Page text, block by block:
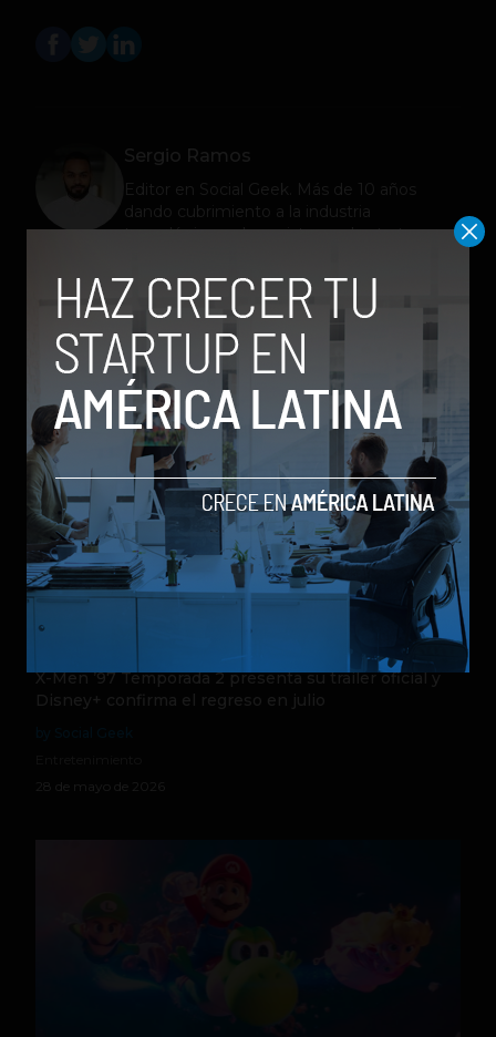
Sergio Ramos
Editor en Social Geek
. Más de 10 años
dando cubrimiento a la industria
tecnológica y el ecosistema de startups.
Entrepreneur Magazine y Forbes en
Español.
Relacionados
X-Men ’97 Temporada 2 presenta su trailer oficial y
Disney+ confirma el regreso en julio
28 de mayo de 2026